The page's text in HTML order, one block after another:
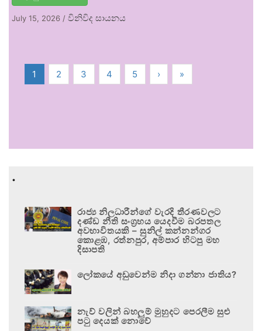
July 15, 2026 / විනිවිද සායනය
1 2 3 4 5 › »
.
රාජ්‍ය නිලධාරීන්ගේ වැරදි තීරණවලට
දණ්ඩ නීති සංග්‍රහය යෙදවීම බරපතල
අවභාවිතයකි – සුනිල් කන්නන්ගර
කොළඹ, රත්නපුර, අම්පාර හිටපු මහ
දිසාපති
ලෝකයේ අඩුවෙන්ම නිදා ගන්නා ජාතිය?
නැව් වලින් බහලුම් මුහුදට පෙරලීම සුළු
පටු දෙයක් නොවේ